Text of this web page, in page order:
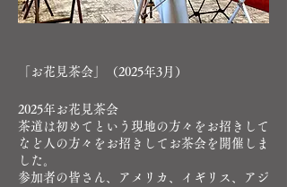
「お花見茶会」（2025年3月）
2025年お花見茶会
茶道は初めてという現地の方々をお招きして
など人の方々をお招きしてお茶会を開催しま
した。
参加者の皆さん、アメリカ、イギリス、アジ